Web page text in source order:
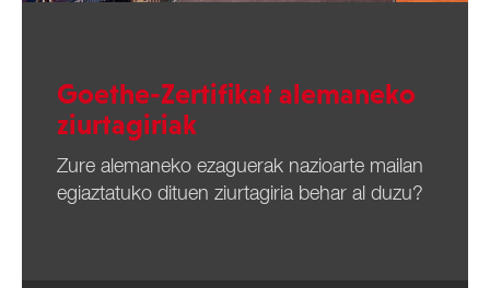
Goethe-Zertifikat alemaneko
ziurtagiriak
Zure alemaneko ezaguerak nazioarte mailan
egiaztatuko dituen ziurtagiria behar al duzu?